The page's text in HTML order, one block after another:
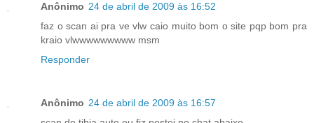
Anônimo 24 de abril de 2009 às 16:52
faz o scan ai pra ve vlw caio muito bom o site pqp bom pra
kraio vlwwwwwwwww msm
Responder
Anônimo 24 de abril de 2009 às 16:57